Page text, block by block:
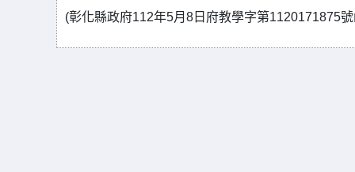
(彰化縣政府112年5月8日府教學字第1120171875